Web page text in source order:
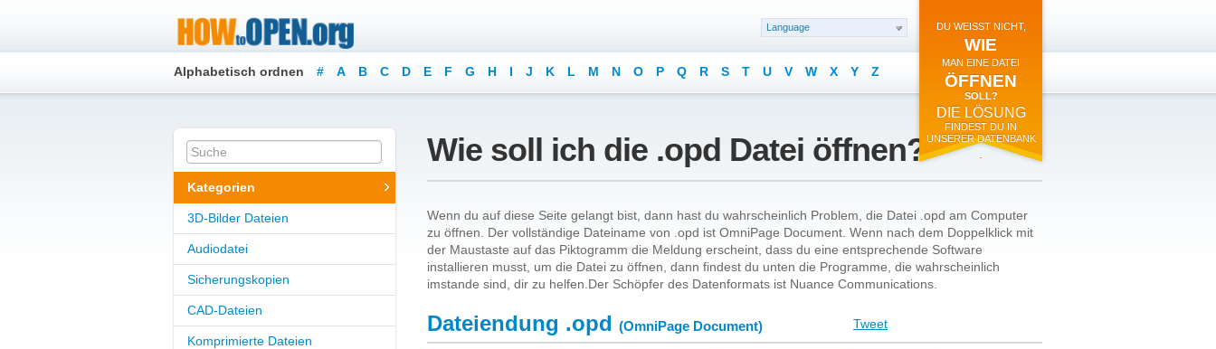
Alphabetisch ordnen # A B C D E F G H I J K L M N O P Q R S T U V W X Y Z
DU WEISST NICHT,
WIE
MAN EINE DATEI
ÖFFNEN
SOLL?
DIE LÖSUNG
FINDEST DU IN
UNSERER DATENBANK
.
Language
Kategorien
3D-Bilder Dateien
Audiodatei
Sicherungskopien
CAD-Dateien
Komprimierte Dateien
Wie soll ich die .opd Datei öffnen?
Wenn du auf diese Seite gelangt bist, dann hast du wahrscheinlich Problem, die Datei .opd am Computer
zu öffnen. Der vollständige Dateiname von .opd ist OmniPage Document. Wenn nach dem Doppelklick mit
der Maustaste auf das Piktogramm die Meldung erscheint, dass du eine entsprechende Software
installieren musst, um die Datei zu öffnen, dann findest du unten die Programme, die wahrscheinlich
imstande sind, dir zu helfen.Der Schöpfer des Datenformats ist Nuance Communications.
Dateiendung .opd (OmniPage Document) Tweet